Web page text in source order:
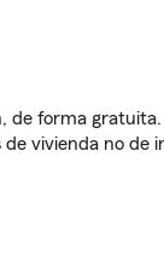
de forma gratuita.
vivienda no de